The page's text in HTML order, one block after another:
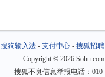
搜狗输入法- 支付中心- 搜狐招聘
Copyright © 2026
搜狐不良信息举报电话：010